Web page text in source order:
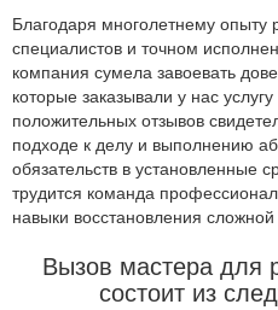
Благодаря многолетнему
специалистов и точном
компания сумела завоевать
которые заказывали у нас услугу
положительных отзывов
подходе к делу и выполнению
обязательств в установленные
трудится команда
навыки восстановления
Вызов мастера для
состоит из